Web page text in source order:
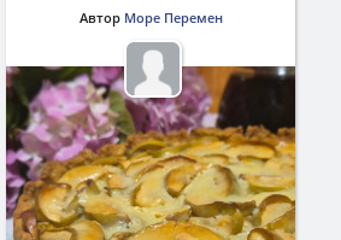
Автор Море Перемен